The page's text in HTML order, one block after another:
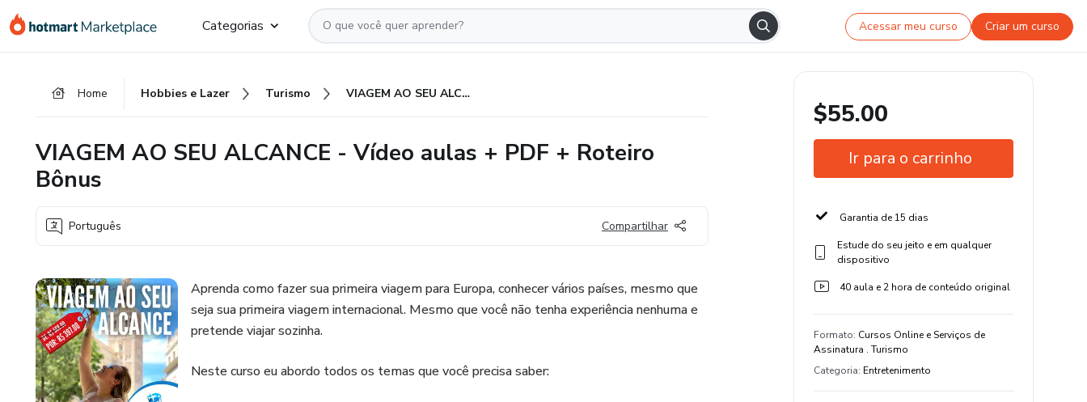
para
para
para
Categorias Acessar meu curso Criar um curso
Home Hobbies e Lazer Turismo VIAGEM AO SEU ALCANCE - Vídeo aulas + PDF + Roteiro Bônus
VIAGEM AO SEU ALCANCE - Vídeo aulas + PDF + Roteiro
Bônus
Português Compartilhar
Aprenda como fazer sua primeira viagem para Europa, conhecer vários países, mesmo que
seja sua primeira viagem internacional. Mesmo que você não tenha experiência nenhuma e
pretende viajar sozinha.
Neste curso eu abordo todos os temas que você precisa saber:
$55.00
Ir para o carrinho
Garantia de 15 dias
Estude do seu jeito e em qualquer
dispositivo
40 aula e 2 hora de conteúdo original
Formato: Cursos Online e Serviços de
Assinatura . Turismo
Categoria: Entretenimento